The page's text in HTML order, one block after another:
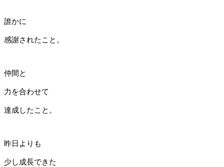
誰かに
感謝されたこと。
仲間と
力を合わせて
達成したこと。
昨日よりも
少し成長できた